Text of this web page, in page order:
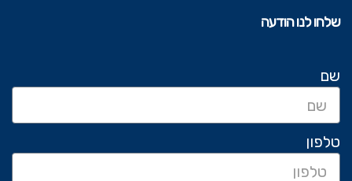
שלחו לנו הודעה
שם
טלפון